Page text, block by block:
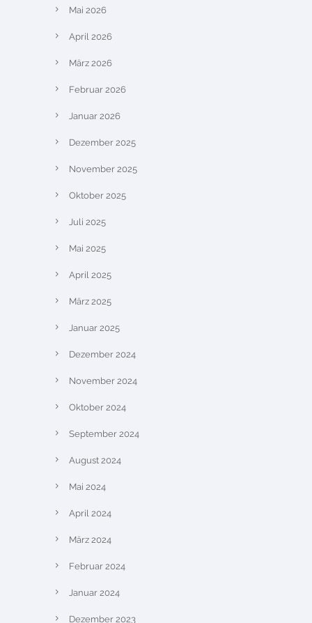
Mai 2026
April 2026
März 2026
Februar 2026
Januar 2026
Dezember 2025
November 2025
Oktober 2025
Juli 2025
Mai 2025
April 2025
März 2025
Januar 2025
Dezember 2024
November 2024
Oktober 2024
September 2024
August 2024
Mai 2024
April 2024
März 2024
Februar 2024
Januar 2024
Dezember 2023